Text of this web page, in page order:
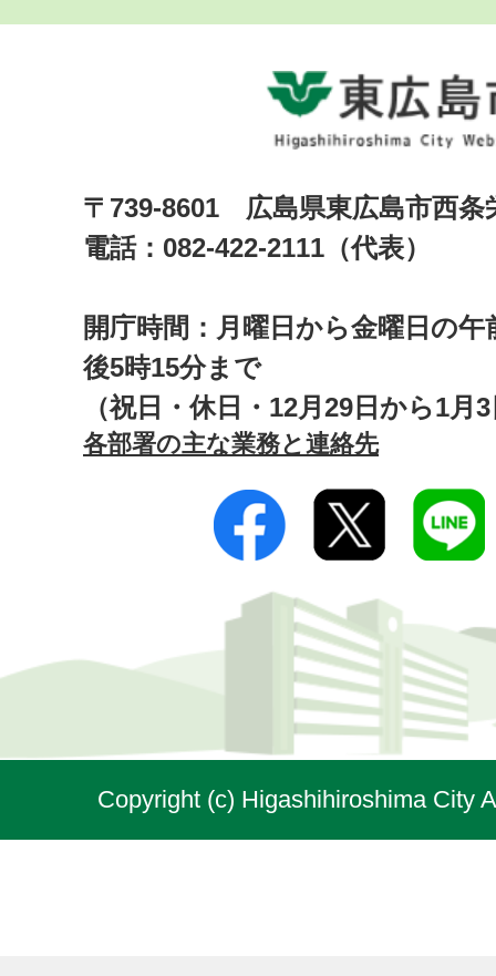
〒739-8601 広島県東広島市西
電話：082-422-2111（代表）
開庁時間：月曜日から金曜日の午
後5時15分まで
（祝日・休日・12月29日から1月
各部署の主な業務と連絡先
Copyright (c) Higashihiroshima City